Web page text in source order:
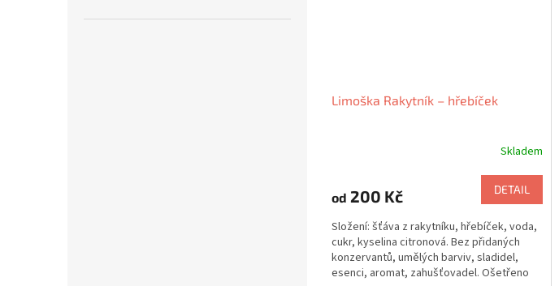
Limoška Rakytník – hřebíček
Skladem
od 200 Kč DETAIL
Složení: šťáva z rakytníku, hřebíček, voda,
cukr, kyselina citronová. Bez přidaných
konzervantů, umělých barviv, sladidel,
esenci, aromat, zahušťovadel. Ošetřeno